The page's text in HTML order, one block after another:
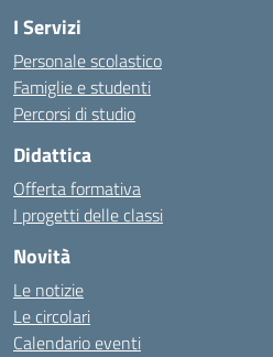
I Servizi
Personale scolastico
Famiglie e studenti
Percorsi di studio
Didattica
Offerta formativa
I progetti delle classi
Novità
Le notizie
Le circolari
Calendario eventi